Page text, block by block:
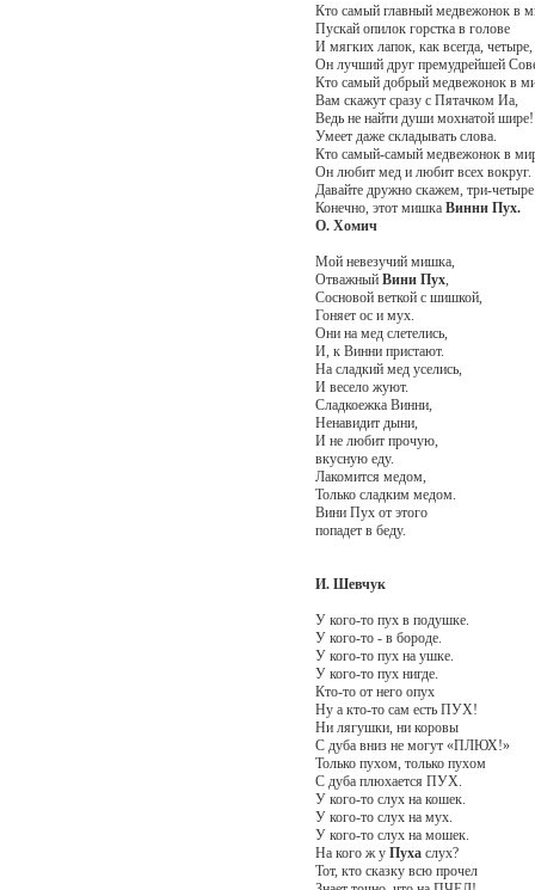
Кто самый главный медвежонок в
Пускай опилок горстка в голове
И мягких лапок, как всегда, четыре,
Он лучший друг премудрейшей
Кто самый добрый медвежонок в
Вам скажут сразу с Пятачком Иа,
Ведь не найти души мохнатой шире!
Умеет даже складывать слова.
Кто самый-самый медвежонок в
Он любит мед и любит всех вокруг.
Давайте дружно скажем, три-
Конечно, этот мишка Винни Пух.
О. Хомич
Мой невезучий мишка,
Отважный Вини Пух,
Сосновой веткой с шишкой,
Гоняет ос и мух.
Они на мед слетелись,
И, к Винни пристают.
На сладкий мед уселись,
И весело жуют.
Сладкоежка Винни,
Ненавидит дыни,
И не любит прочую,
вкусную еду.
Лакомится медом,
Только сладким медом.
Вини Пух от этого
попадет в беду.
И. Шевчук
У кого-то пух в подушке.
У кого-то - в бороде.
У кого-то пух на ушке.
У кого-то пух нигде.
Кто-то от него опух
Ну а кто-то сам есть ПУХ!
Ни лягушки, ни коровы
С дуба вниз не могут «ПЛЮХ!»
Только пухом, только пухом
С дуба плюхается ПУХ.
У кого-то слух на кошек.
У кого-то слух на мух.
У кого-то слух на мошек.
На кого ж у Пухаслух?
Тот, кто сказку всю прочел